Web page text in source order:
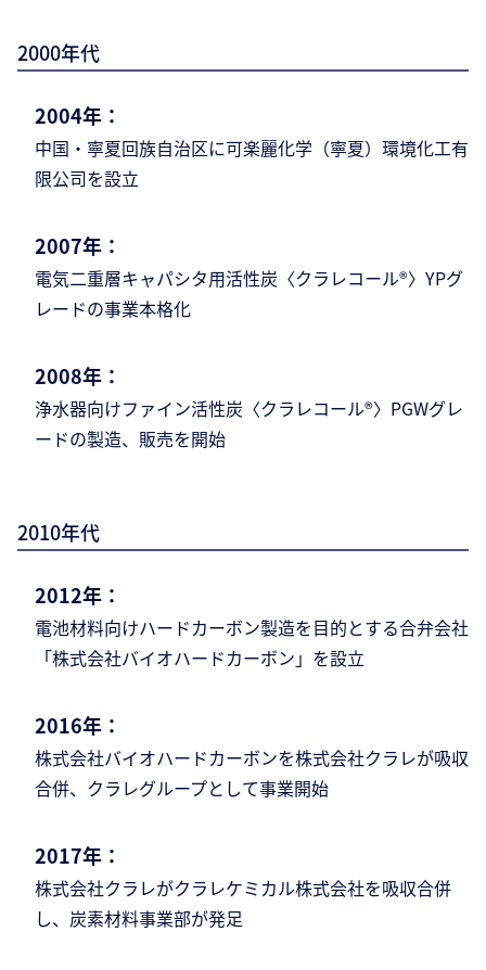
2000年代
2004年：
中国・寧夏回族自治区に可楽麗化学（寧夏） 環境化工有
限公司を設立
2007年：
電気二重層キャパシタ用活性炭〈クラレコール®〉YPグ
レードの事業本格化
2008年：
浄水器向けファイン活性炭〈クラレコール®〉PGWグレ
ードの製造、販売を開始
2010年代
2012年：
電池材料向けハードカーボン製造を目的とする合弁会社
「株式会社バイオハードカーボン」を設立
2016年：
株式会社バイオハードカーボンを株式会社クラレが吸収
合併、クラレグループとして事業開始
2017年：
株式会社クラレがクラレケミカル株式会社を吸収合併
し、炭素材料事業部が発足